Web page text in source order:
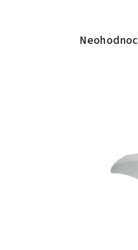
Průměrné
hvězdiček.